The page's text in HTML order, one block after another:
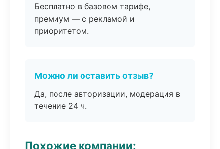
Бесплатно в базовом тарифе,
премиум — с рекламой и
приоритетом.
Можно ли оставить отзыв?
Да, после авторизации, модерация в
течение 24 ч.
Похожие компании: